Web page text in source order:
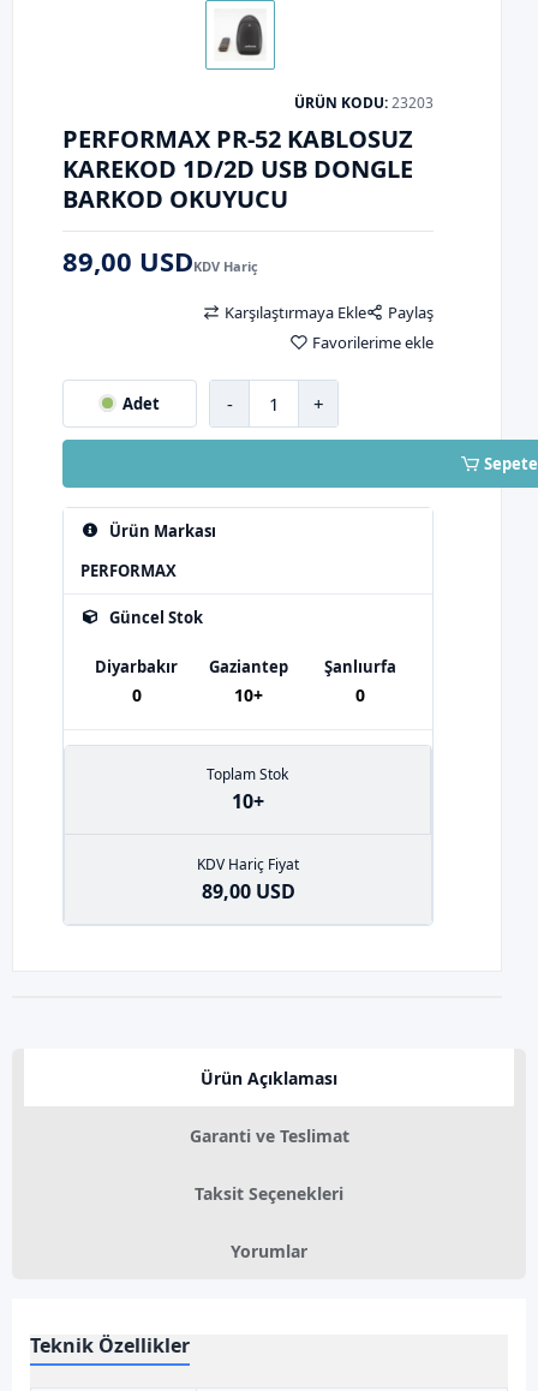
ÜRÜN KODU:23203
PERFORMAX PR-52 KABLOSUZ
KAREKOD 1D/2D USB DONGLE
BARKOD OKUYUCU
89,00 USDKDV Hariç
Ürün Markası
PERFORMAX
Güncel Stok
Diyarbakır
0
Gaziantep
10+
Şanlıurfa
0
Toplam Stok
10+
KDV Hariç Fiyat
89,00 USD
Karşılaştırmaya Ekle
Paylaş
Favorilerime ekle
Adet - +
Ürün Açıklaması
Garanti ve Teslimat
Taksit Seçenekleri
Yorumlar
Teknik Özellikler